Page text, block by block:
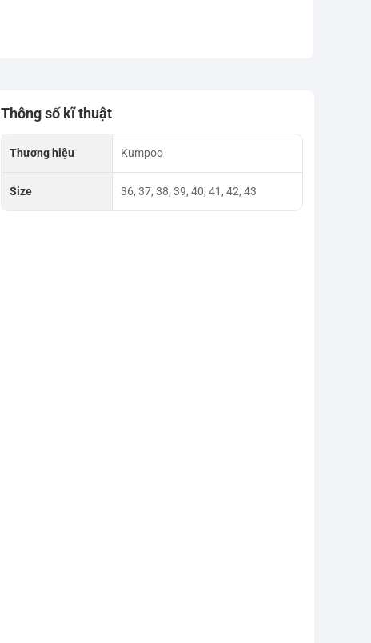
Thông số kĩ thuật
Thương hiệu Kumpoo
Size 36, 37, 38, 39, 40, 41, 42, 43